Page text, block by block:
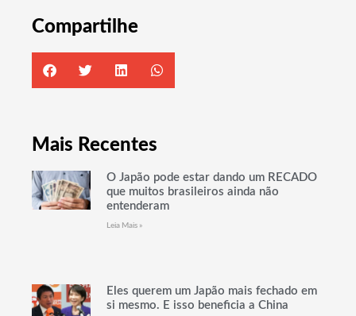
Compartilhe
Mais Recentes
O Japão pode estar dando um RECADO
que muitos brasileiros ainda não
entenderam
Leia Mais »
Eles querem um Japão mais fechado em
si mesmo. E isso beneficia a China